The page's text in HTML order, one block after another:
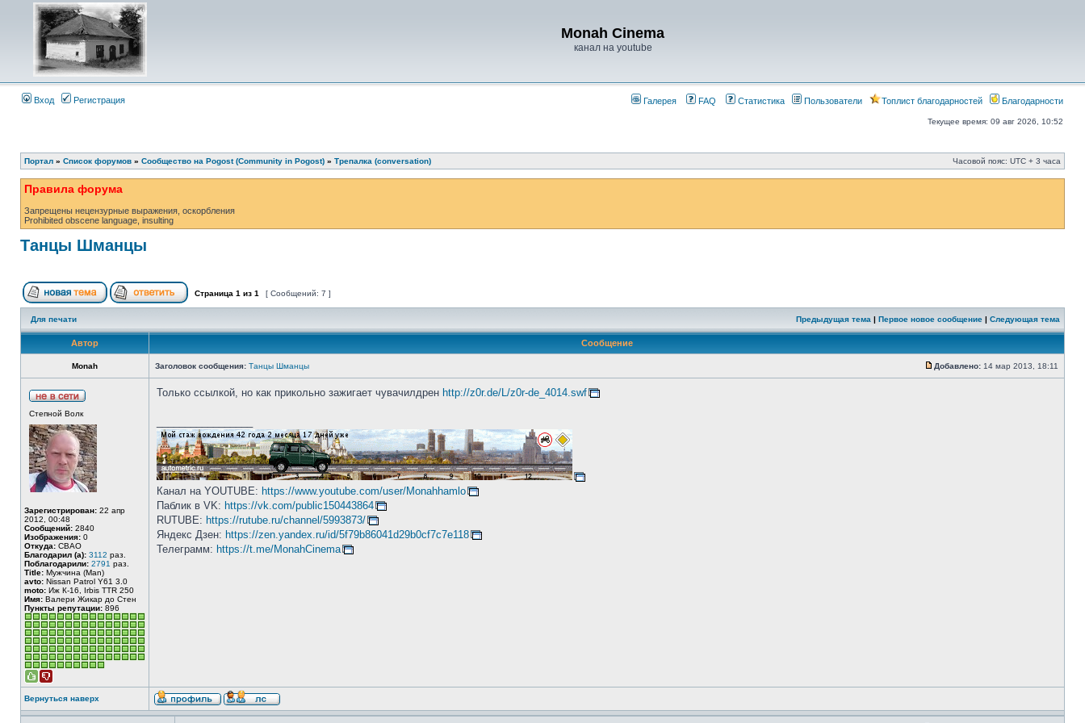
Monah Cinema
канал на youtube
Вход Регистрация Галерея FAQ Статистика Пользователи Топлист благодарностей Благодарности
Текущее время: 09 авг 2026, 10:52
Портал » Список форумов » Сообщество на Pogost (Community in Pogost) » Трепалка (conversation) Часовой пояс: UTC + 3 часа
Правила форума
Запрещены нецензурные выражения, оскорбления
Prohibited obscene language, insulting
Танцы Шманцы
Страница 1 из 1 [ Сообщений: 7 ]
Для печати Предыдущая тема | Первое новое сообщение | Следующая тема
Автор Сообщение
Monah Заголовок сообщения: Танцы Шманцы Добавлено: 14 мар 2013, 18:11
Степной Волк
Зарегистрирован: 22 апр
2012, 00:48
Сообщений: 2840
Изображения: 0
Откуда: СВАО
Благодарил (а): 3112 раз.
Поблагодарили: 2791 раз.
Title: Мужчина (Man)
avto: Nissan Patrol Y61 3.0
moto: Иж К-16, Irbis TTR 250
Имя: Валери Жикар до Стен
Пункты репутации: 896
Только ссылкой, но как прикольно зажигает чувачилдрен http://z0r.de/L/z0r-de_4014.swf
Канал на YOUTUBE: https://www.youtube.com/user/Monahhamlo
Паблик в VK: https://vk.com/public150443864
RUTUBE: https://rutube.ru/channel/5993873/
Яндекс Дзен: https://zen.yandex.ru/id/5f79b86041d29b0cf7c7e118
Телеграмм: https://t.me/MonahCinema
Вернуться наверх